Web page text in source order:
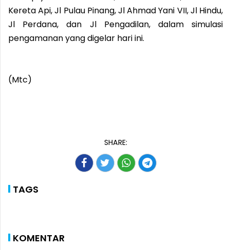
Kereta Api, Jl Pulau Pinang, Jl Ahmad Yani VII, Jl Hindu,
Jl Perdana, dan Jl Pengadilan, dalam simulasi
pengamanan yang digelar hari ini.
(Mtc)
SHARE:
TAGS
KOMENTAR